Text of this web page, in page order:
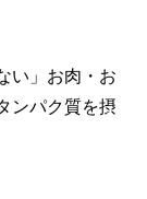
い」お肉・お
ンパク質を摂